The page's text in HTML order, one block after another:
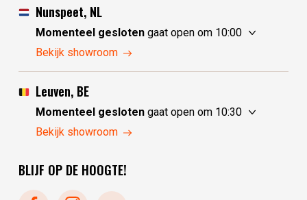
zaterdag
zondag
10:00 - 17:30
maandag
Nunspeet, NL
Momenteel geslotengaat open om 10:00
donderdag
vrijdag
10:00 - 17:30
zaterdag
zondag
gesloten
maandag
Bekijk showroom
Leuven, BE
Momenteel geslotengaat open om 10:30
donderdag
zaterdag
Bekijk showroom
BLIJF OP DE HOOGTE!